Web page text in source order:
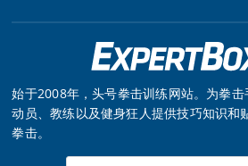
始于2008年，头号拳击训练网站。为拳
动员、教练以及健身狂人提供技巧知识和
拳击。